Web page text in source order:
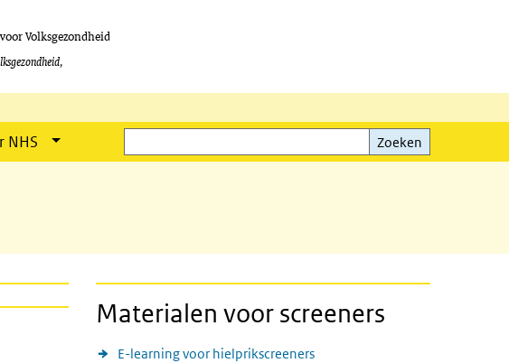
Volksgezondheid
NHS
Zoeken
Zoeken
Materialen voor screeners
E-learning voor hielprikscreeners